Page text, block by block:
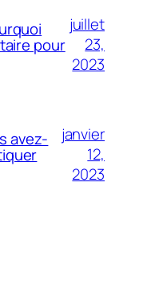
pour
juillet
23,
2023
avez-
janvier
12,
2023